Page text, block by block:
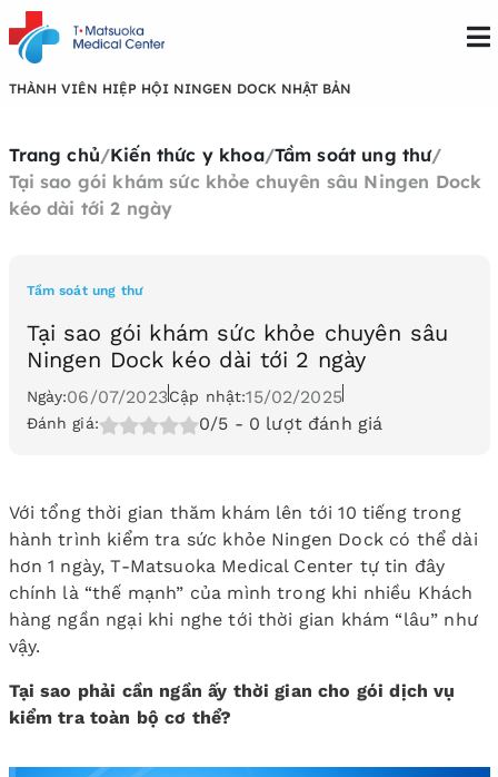
THÀNH VIÊN HIỆP HỘI NINGEN DOCK NHẬT BẢN
Trang chủ/Kiến thức y khoa/Tầm soát ung thư/
Tại sao gói khám sức khỏe chuyên sâu Ningen Dock
kéo dài tới 2 ngày
Tầm soát ung thư
Tại sao gói khám sức khỏe chuyên sâu
Ningen Dock kéo dài tới 2 ngày
Ngày:06/07/2023Cập nhật:15/02/2025
Đánh giá: 0/5 - 0 lượt đánh giá
Với tổng thời gian thăm khám lên tới 10 tiếng trong
hành trình kiểm tra sức khỏe Ningen Dock có thể dài
hơn 1 ngày, T-Matsuoka Medical Center tự tin đây
chính là “thế mạnh” của mình trong khi nhiều Khách
hàng ngần ngại khi nghe tới thời gian khám “lâu” như
vậy.
Tại sao phải cần ngần ấy thời gian cho gói dịch vụ
kiểm tra toàn bộ cơ thể?